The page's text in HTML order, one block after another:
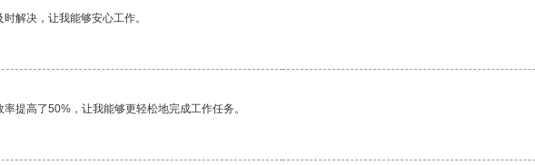
解决，让我能够安心工作。
提高了50%，让我能够更轻松地完成工作任务。